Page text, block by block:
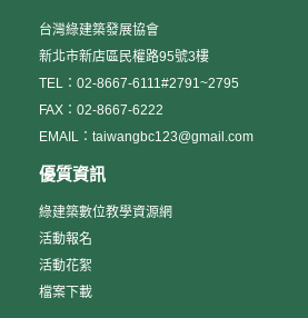
台灣綠建築發展協會
新北市新店區民權路95號3樓
TEL：02-8667-6111#2791~2795
FAX：02-8667-6222
EMAIL：taiwangbc123@gmail.com
優質資訊
綠建築數位教學資源網
活動報名
活動花絮
檔案下載